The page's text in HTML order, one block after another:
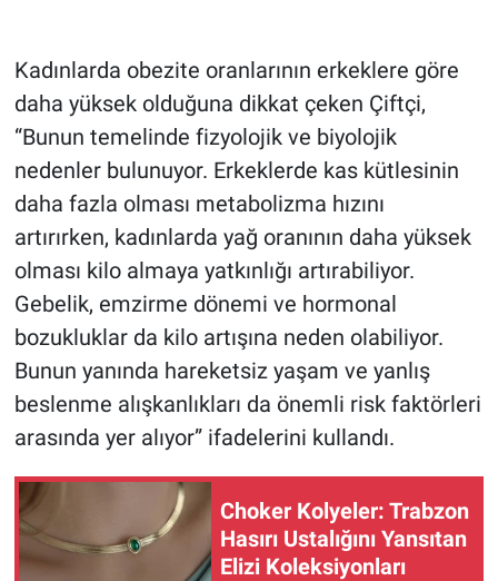
Kadınlarda obezite oranlarının erkeklere göre
daha yüksek olduğuna dikkat çeken Çiftçi,
“Bunun temelinde fizyolojik ve biyolojik
nedenler bulunuyor. Erkeklerde kas kütlesinin
daha fazla olması metabolizma hızını
artırırken, kadınlarda yağ oranının daha yüksek
olması kilo almaya yatkınlığı artırabiliyor.
Gebelik, emzirme dönemi ve hormonal
bozukluklar da kilo artışına neden olabiliyor.
Bunun yanında hareketsiz yaşam ve yanlış
beslenme alışkanlıkları da önemli risk faktörleri
arasında yer alıyor” ifadelerini kullandı.
Choker Kolyeler: Trabzon
Hasırı Ustalığını Yansıtan
Elizi Koleksiyonları